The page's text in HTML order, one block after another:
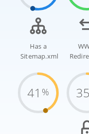
Has a
Sitemap.xml
41 % 35